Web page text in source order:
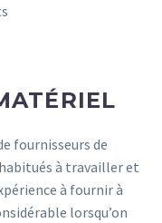
fournisseurs de
à travailler et
à fournir à
lorsqu’on